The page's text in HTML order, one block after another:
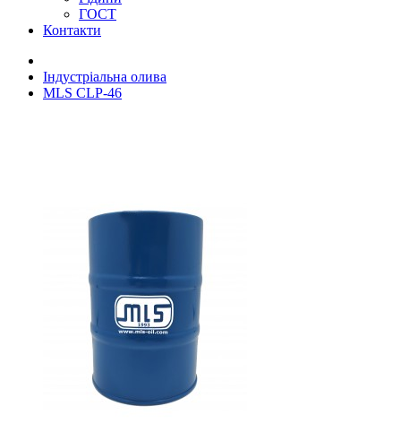
ГОСТ
Контакти
Індустріальна олива
MLS CLP-46